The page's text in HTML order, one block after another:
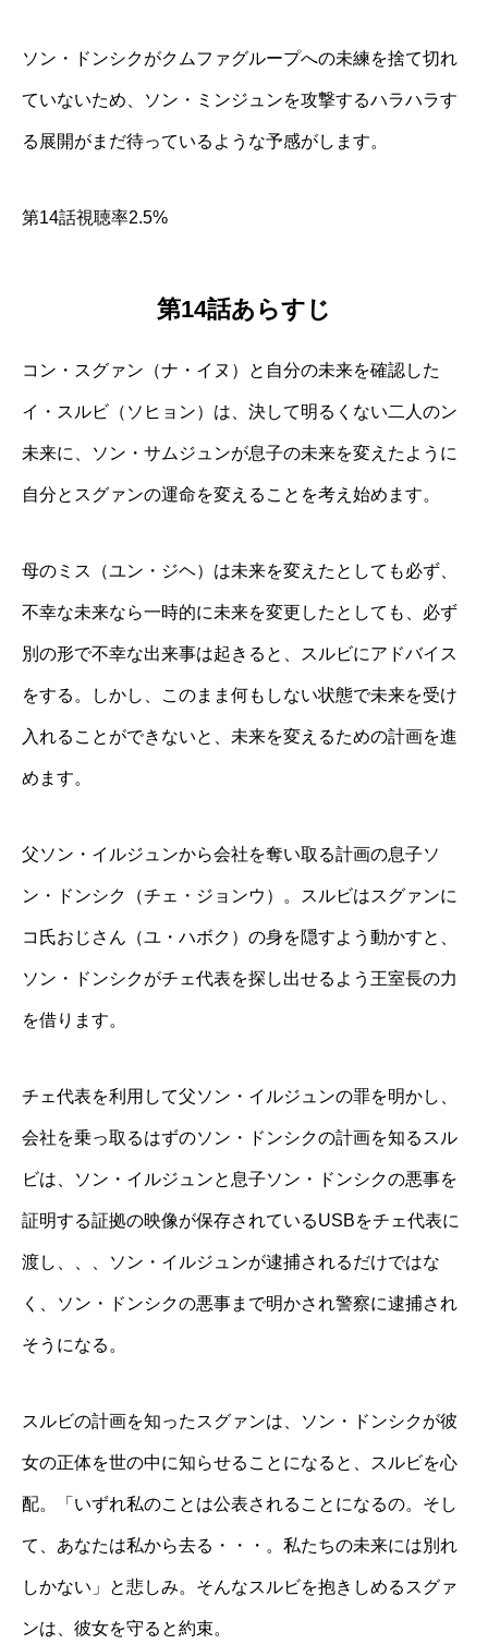
ソン・ドンシクがクムファグループへの未練を捨て切れ
ていないため、ソン・ミンジュンを攻撃するハラハラす
る展開がまだ待っているような予感がします。
第14話視聴率2.5%
第14話あらすじ
コン・スグァン（ナ・イヌ）と自分の未来を確認した
イ・スルビ（ソヒョン）は、決して明るくない二人のン
未来に、ソン・サムジュンが息子の未来を変えたように
自分とスグァンの運命を変えることを考え始めます。
母のミス（ユン・ジヘ）は未来を変えたとしても必ず、
不幸な未来なら一時的に未来を変更したとしても、必ず
別の形で不幸な出来事は起きると、スルビにアドバイス
をする。しかし、このまま何もしない状態で未来を受け
入れることができないと、未来を変えるための計画を進
めます。
父ソン・イルジュンから会社を奪い取る計画の息子ソ
ン・ドンシク（チェ・ジョンウ）。スルビはスグァンに
コ氏おじさん（ユ・ハボク）の身を隠すよう動かすと、
ソン・ドンシクがチェ代表を探し出せるよう王室長の力
を借ります。
チェ代表を利用して父ソン・イルジュンの罪を明かし、
会社を乗っ取るはずのソン・ドンシクの計画を知るスル
ビは、ソン・イルジュンと息子ソン・ドンシクの悪事を
証明する証拠の映像が保存されているUSBをチェ代表に
渡し、、、ソン・イルジュンが逮捕されるだけではな
く、ソン・ドンシクの悪事まで明かされ警察に逮捕され
そうになる。
スルビの計画を知ったスグァンは、ソン・ドンシクが彼
女の正体を世の中に知らせることになると、スルビを心
配。「いずれ私のことは公表されることになるの。そし
て、あなたは私から去る・・・。私たちの未来には別れ
しかない」と悲しみ。そんなスルビを抱きしめるスグァ
ンは、彼女を守ると約束。